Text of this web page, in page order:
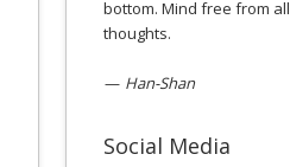
bottom. Mind free from all
thoughts.
— Han-Shan
Social Media